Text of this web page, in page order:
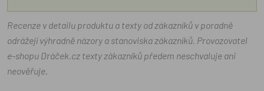
Recenze v detailu produktu a texty od zákazníků v poradně
odrážejí výhradně názory a stanoviska zákazníků. Provozovatel
e-shopu Dráček.cz texty zákazníků předem neschvaluje ani
neověřuje.